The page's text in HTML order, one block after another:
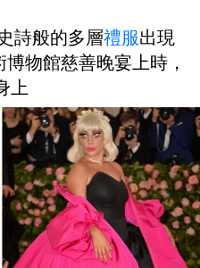
詩般的多層禮服出現
物館慈善晚宴上時，
上